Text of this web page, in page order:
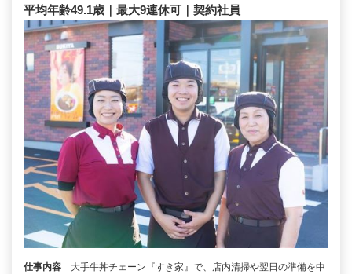
平均年齢49.1歳｜最大9連休可｜契約社員
仕事内容
大手牛丼チェーン『すき家』で、店内清掃や翌日の準備を中